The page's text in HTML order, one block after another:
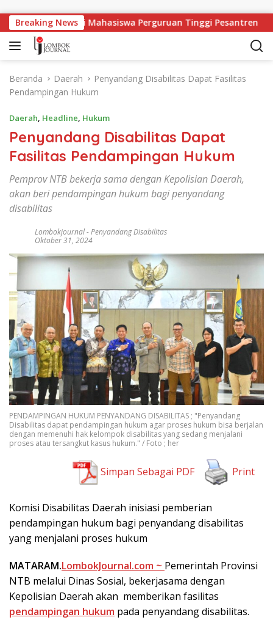
Breaking News
Kerja Bagi Mahasiswa Perguruan Tinggi Pesantren
Beranda Daerah
Penyandang Disabilitas Dapat Fasilitas
Pendampingan Hukum
Daerah, Headline, Hukum
Penyandang Disabilitas Dapat
Fasilitas Pendampingan Hukum
Pemprov NTB bekerja sama dengan Kepolisian Daerah,
akan beri pendampingan hukum bagi penyandang
disabilitas
Lombokjournal-Penyandang Disabilitas
Oktober 31, 2024
PENDAMPINGAN HUKUM PENYANDANG DISABILITAS ; "Penyandang
Disabilitas dapat pendampingan hukum agar proses hukum bisa berjalan
dengan memenuhi hak kelompok disabilitas yang sedang menjalani
proses atau tersangkut kasus hukum." / Foto ; her
Simpan Sebagai PDF Print
Komisi Disabilitas Daerah inisiasi pemberian
pendampingan hukum bagi penyandang disabilitas
yang menjalani proses hukum
MATARAM.LombokJournal.com ~ Pemerintah Provinsi
NTB melalui Dinas Sosial, bekerjasama dengan
Kepolisian Daerah akan memberikan fasilitas
pendampingan hukum pada penyandang disabilitas.